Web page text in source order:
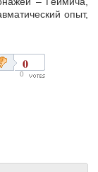
опыт,
0
0